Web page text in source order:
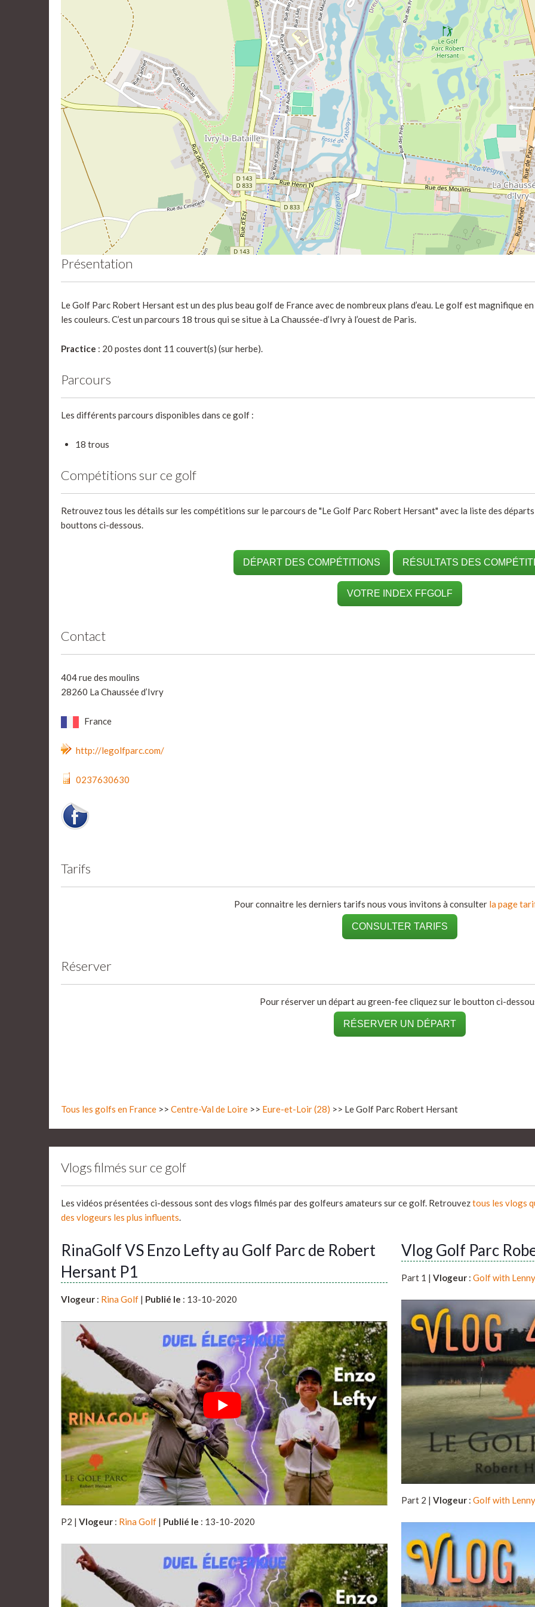
Présentation
Le Golf Parc Robert Hersant est un des plus beau golf de France avec de nombreux plans d’eau. Le golf est magnifique
les couleurs. C’est un parcours 18 trous qui se situe à La Chaussée-d’Ivry à l’ouest de Paris.
Practice : 20 postes dont 11 couvert(s) (sur herbe).
Parcours
Les différents parcours disponibles dans ce golf :
18 trous
Compétitions sur ce golf
Retrouvez tous les détails sur les compétitions sur le parcours de "Le Golf Parc Robert Hersant" avec la liste des
bouttons ci-dessous.
DÉPART DES COMPÉTITIONS RÉSULTATS DES
VOTRE INDEX FFGOLF
Contact
404 rue des moulins
28260 La Chaussée d’Ivry
France
http://legolfparc.com/
0237630630
Tarifs
Pour connaitre les derniers tarifs nous vous invitons à consulter la page
CONSULTER TARIFS
Réserver
Pour réserver un départ au green-fee cliquez sur le boutton ci-
RÉSERVER UN DÉPART
Tous les golfs en France >> Centre-Val de Loire >> Eure-et-Loir (28) >> Le Golf Parc Robert Hersant
Vlogs filmés sur ce golf
Les vidéos présentées ci-dessous sont des vlogs filmés par des golfeurs amateurs sur ce golf. Retrouveztous les vlogs
des vlogeurs les plus influents.
RinaGolf VS Enzo Lefty au Golf Parc de Robert
Hersant P1
Vlogeur : Rina Golf | Publié le : 13-10-2020
P2 | Vlogeur : Rina Golf | Publié le : 13-10-2020
Vlog Golf Parc
Part 1 | Vlogeur: Golf with Lenny
Part 2 | Vlogeur: Golf with Lenny